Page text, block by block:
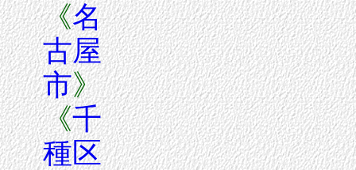
《名
古屋
市》
《千
種区